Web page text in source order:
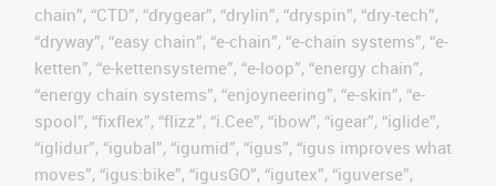
chain”, “CTD”, “drygear”, “drylin”, “dryspin”, “dry-tech”,
“dryway”, “easy chain”, “e-chain”, “e-chain systems”, “e-
ketten”, “e-kettensysteme”, “e-loop”, “energy chain”,
“energy chain systems”, “enjoyneering”, “e-skin”, “e-
spool”, “fixflex”, “flizz”, “i.Cee”, “ibow”, “igear”, “iglide”,
“iglidur”, “igubal”, “igumid”, “igus”, “igus improves what
moves”, “igus:bike”, “igusGO”, “igutex”, “iguverse”,